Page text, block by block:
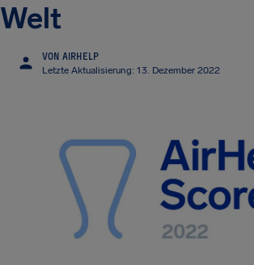
Welt
VON AIRHELP
Letzte Aktualisierung: 13. Dezember 2022